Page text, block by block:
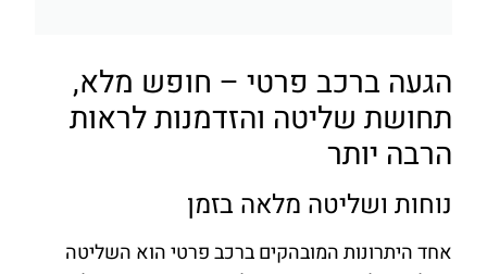
הגעה ברכב פרטי – חופש מלא,
תחושת שליטה והזדמנות לראות
הרבה יותר
נוחות ושליטה מלאה בזמן
אחד היתרונות המובהקים ברכב פרטי הוא השליטה